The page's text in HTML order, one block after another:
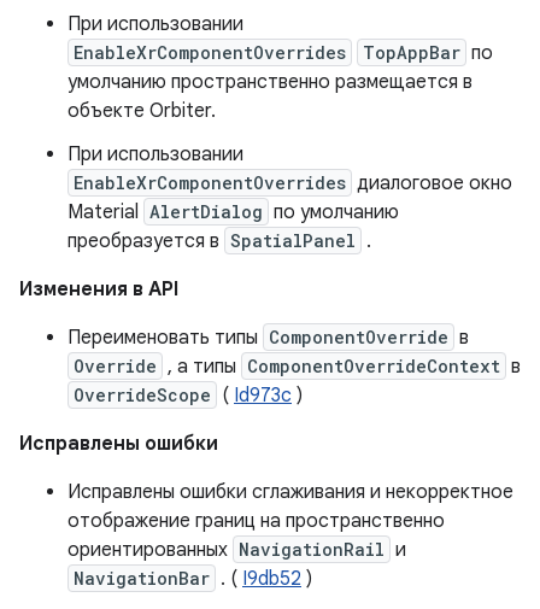
При использовании
EnableXrComponentOverrides TopAppBar по
умолчанию пространственно размещается в
объекте Orbiter.
При использовании
EnableXrComponentOverrides диалоговое окно
Material AlertDialog по умолчанию
преобразуется в SpatialPanel .
Изменения в API
Переименовать типы ComponentOverride в
Override , а типы ComponentOverrideContext в
OverrideScope ( Id973c )
Исправлены ошибки
Исправлены ошибки сглаживания и некорректное
отображение границ на пространственно
ориентированных NavigationRail и
NavigationBar . ( I9db52 )